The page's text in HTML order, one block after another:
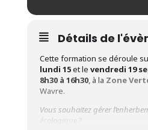
Détails de
Cette formation se déroule
lundi 15et le vendredi 19
8h30 à 16h30, à la Zone
Wavre.
Vous souhaitez gérer
écologique ?